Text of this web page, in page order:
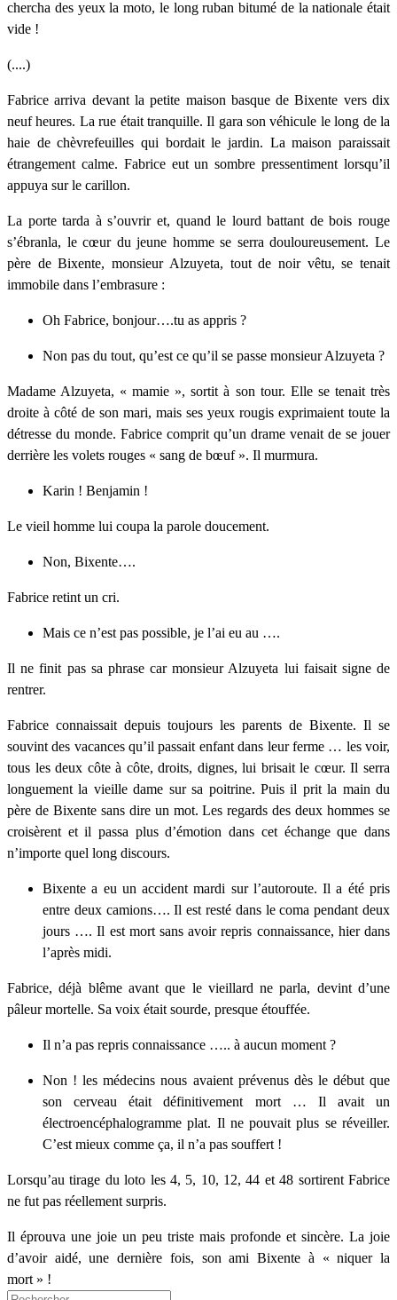
chercha des yeux la moto, le long ruban bitumé de la nationale était
vide !
(....)
Fabrice arriva devant la petite maison basque de Bixente vers dix
neuf heures. La rue était tranquille. Il gara son véhicule le long de la
haie de chèvrefeuilles qui bordait le jardin. La maison paraissait
étrangement calme. Fabrice eut un sombre pressentiment lorsqu’il
appuya sur le carillon.
La porte tarda à s’ouvrir et, quand le lourd battant de bois rouge
s’ébranla, le cœur du jeune homme se serra douloureusement. Le
père de Bixente, monsieur Alzuyeta, tout de noir vêtu, se tenait
immobile dans l’embrasure :
Oh Fabrice, bonjour….tu as appris ?
Non pas du tout, qu’est ce qu’il se passe monsieur Alzuyeta ?
Madame Alzuyeta, « mamie », sortit à son tour. Elle se tenait très
droite à côté de son mari, mais ses yeux rougis exprimaient toute la
détresse du monde. Fabrice comprit qu’un drame venait de se jouer
derrière les volets rouges « sang de bœuf ». Il murmura.
Karin ! Benjamin !
Le vieil homme lui coupa la parole doucement.
Non, Bixente….
Fabrice retint un cri.
Mais ce n’est pas possible, je l’ai eu au ….
Il ne finit pas sa phrase car monsieur Alzuyeta lui faisait signe de
rentrer.
Fabrice connaissait depuis toujours les parents de Bixente. Il se
souvint des vacances qu’il passait enfant dans leur ferme … les voir,
tous les deux côte à côte, droits, dignes, lui brisait le cœur. Il serra
longuement la vieille dame sur sa poitrine. Puis il prit la main du
père de Bixente sans dire un mot. Les regards des deux hommes se
croisèrent et il passa plus d’émotion dans cet échange que dans
n’importe quel long discours.
Bixente a eu un accident mardi sur l’autoroute. Il a été pris
entre deux camions…. Il est resté dans le coma pendant deux
jours …. Il est mort sans avoir repris connaissance, hier dans
l’après midi.
Fabrice, déjà blême avant que le vieillard ne parla, devint d’une
pâleur mortelle. Sa voix était sourde, presque étouffée.
Il n’a pas repris connaissance ….. à aucun moment ?
Non ! les médecins nous avaient prévenus dès le début que
son cerveau était définitivement mort … Il avait un
électroencéphalogramme plat. Il ne pouvait plus se réveiller.
C’est mieux comme ça, il n’a pas souffert !
Lorsqu’au tirage du loto les 4, 5, 10, 12, 44 et 48 sortirent Fabrice
ne fut pas réellement surpris.
Il éprouva une joie un peu triste mais profonde et sincère. La joie
d’avoir aidé, une dernière fois, son ami Bixente à « niquer la
mort » !